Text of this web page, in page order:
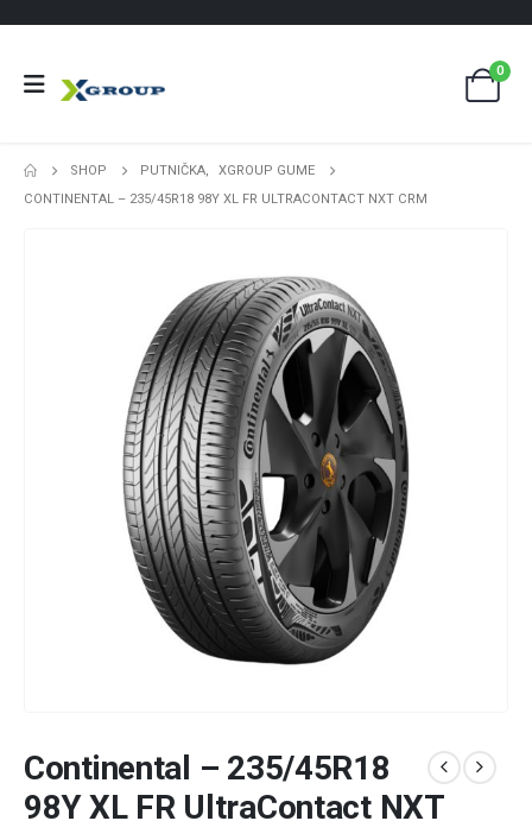
0
SHOP PUTNIČKA,
XGROUP GUME
CONTINENTAL – 235/45R18 98Y XL FR ULTRACONTACT NXT CRM
Continental – 235/45R18
98Y XL FR UltraContact NXT